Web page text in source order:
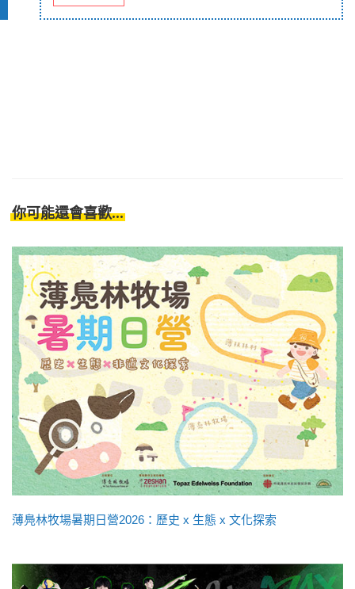
你可能還會喜歡...
薄鳧林牧場暑期日營2026：歷史 x 生態 x 文化探索